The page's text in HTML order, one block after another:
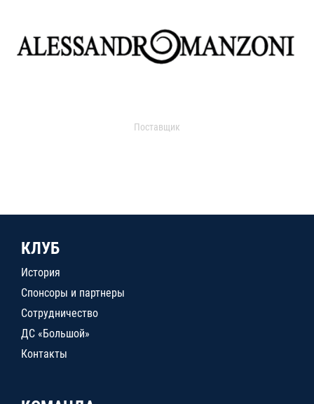
Поставщик
КЛУБ
История
Спонсоры и партнеры
Сотрудничество
ДС «Большой»
Контакты